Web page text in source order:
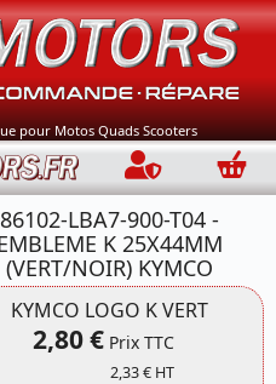
pour Motos Quads Scooters
Connection
86102-LBA7-900-T04 -
K 25X44MM
(VERT/NOIR) KYMCO
KYMCO LOGO K VERT
2,80 €Prix TTC
2,33 € HT